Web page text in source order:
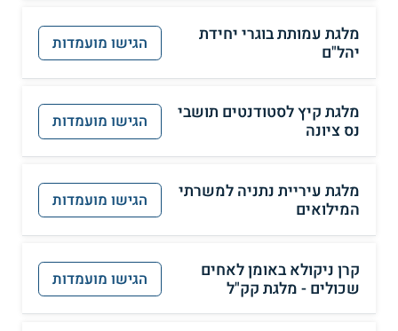
מלגת עמותת בוגרי יחידת
יהל"ם
הגישו מועמדות
מלגת קיץ לסטודנטים תושבי
נס ציונה
הגישו מועמדות
מלגת עיריית נתניה למשרתי
המילואים
הגישו מועמדות
קרן ניקולא באומן לאחים
שכולים - מלגת קק"ל
הגישו מועמדות